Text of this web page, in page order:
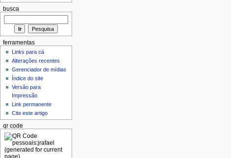
busca
ferramentas
Links para cá
Alterações recentes
Gerenciador de mídias
Índice do site
Versão para
Impressão
Link permanente
Cite este artigo
qr code